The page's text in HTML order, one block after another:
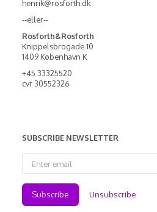
henrik@rosforth.dk
--eller--
Rosforth&Rosforth
Knippelsbrogade 10
1409 København K
+45 33325520
cvr 30552326
SUBSCRIBE NEWSLETTER
email
Subscribe Unsubscribe